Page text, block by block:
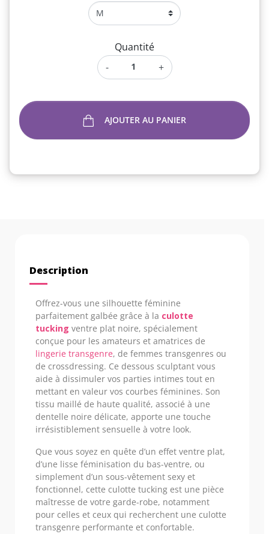
Quantité
-
+
AJOUTER AU PANIER
Description
Offrez-vous une silhouette féminine
parfaitement galbée grâce à la culotte
tucking ventre plat noire, spécialement
conçue pour les amateurs et amatrices de
lingerie transgenre, de femmes transgenres ou
de crossdressing. Ce dessous sculptant vous
aide à dissimuler vos parties intimes tout en
mettant en valeur vos courbes féminines. Son
tissu maillé de haute qualité, associé à une
dentelle noire délicate, apporte une touche
irrésistiblement sensuelle à votre look.
Que vous soyez en quête d’un effet ventre plat,
d’une lisse féminisation du bas-ventre, ou
simplement d’un sous-vêtement sexy et
fonctionnel, cette culotte tucking est une pièce
maîtresse de votre garde-robe, notamment
pour celles et ceux qui recherchent une culotte
transgenre performante et confortable.